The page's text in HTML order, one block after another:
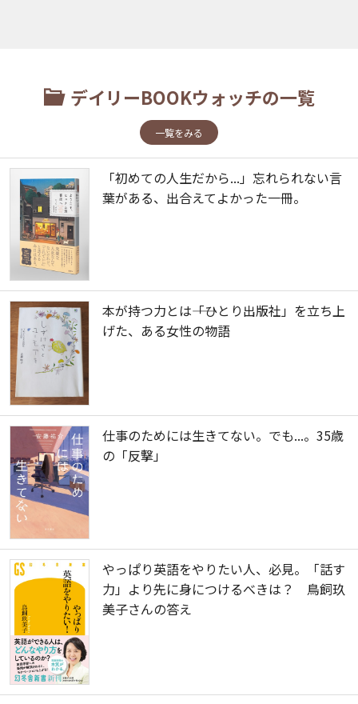
デイリーBOOKウォッチの一覧
一覧をみる
「初めての人生だから...」忘れられない言
葉がある、出合えてよかった一冊。
本が持つ力とは――「ひとり出版社」を立ち上
げた、ある女性の物語
仕事のためには生きてない。でも...。35歳
の「反撃」
やっぱり英語をやりたい人、必見。「話す
力」より先に身につけるべきは？ 鳥飼玖
美子さんの答え